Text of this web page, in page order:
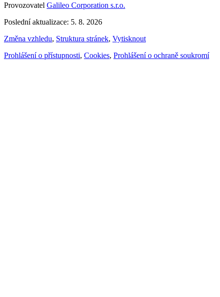
Provozovatel Galileo Corporation s.r.o.
Poslední aktualizace: 5. 8. 2026
Změna vzhledu, Struktura stránek, Vytisknout
Prohlášení o přístupnosti, Cookies, Prohlášení o ochraně soukromí